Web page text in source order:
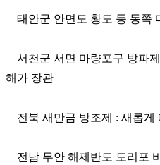
태안군 안면도 황도 등 동쪽
서천군 서면 마량포구 방파
해가 장관
전북 새만금 방조제 : 새롭게
전남 무안 해제반도 도리포